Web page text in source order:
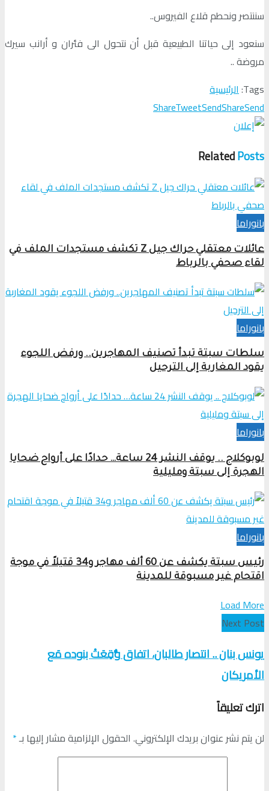
سننتصر ونحطم قلاع الفيروس..
سنعود إلى حياتنا الطبيعية قبل أن نتحول الى فئران و أرانب سيرك
مروضة ..
Tags: الرئيسية
ShareTweetSendShareSend
RelatedPosts
بانوراما
عائلات معتقلي حراك جيل Z تكشف مستجدات الملف في
لقاء صحفي بالرباط
بانوراما
سلطات سبتة تبدأ تصنيف المهاجرين.. ورفض اللجوء
يقود المغاربة إلى الترحيل
بانوراما
لوبوكلاج .. يوقف النشر 24 ساعة… حدادًا على أرواح ضحايا
الهجرة إلى سبتة ومليلية
بانوراما
رئيس سبتة يكشف عن 60 ألف مهاجر و34 قتيلاً في موجة
اقتحام غير مسبوقة للمدينة
Load More
Next Post
يونس بنان .. انتصار طالبان، اتفاق وُّقِعَتْ بنوده مَع
الأمريكان
اترك تعليقاً
لن يتم نشر عنوان بريدك الإلكتروني. الحقول الإلزامية مشار إليها بـ*